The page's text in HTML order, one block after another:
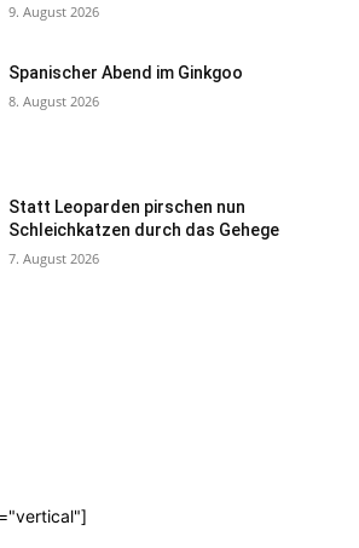
9. August 2026
Spanischer Abend im Ginkgoo
8. August 2026
Statt Leoparden pirschen nun
Schleichkatzen durch das Gehege
7. August 2026